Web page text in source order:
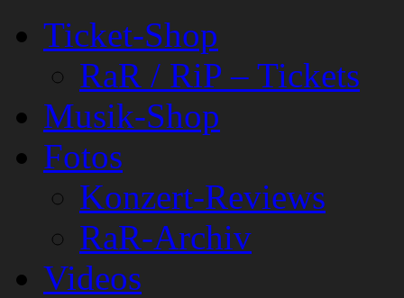
Ticket-Shop
RaR / RiP – Tickets
Musik-Shop
Fotos
Konzert-Reviews
RaR-Archiv
Videos